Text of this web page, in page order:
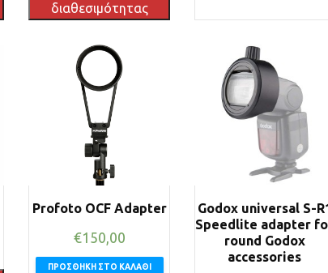
διαθεσιμότητας
Profoto OCF Adapter
€150,00
ΠΡΟΣΘΉΚΗ ΣΤΟ ΚΑΛΆΘΙ
Godox universal S-
Speedlite adapter
round Godox
accessories